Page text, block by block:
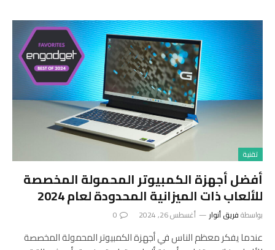
تقنية
أفضل أجهزة الكمبيوتر المحمولة المخصصة
للألعاب ذات الميزانية المحدودة لعام 2024
بواسطةفريق أنوار أغسطس 26, 2024 0
عندما يفكر معظم الناس في أجهزة الكمبيوتر المحمولة المخصصة